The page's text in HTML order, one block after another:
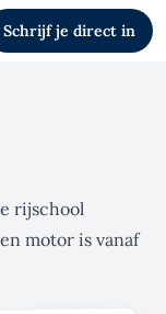
Schrijf je direct in
rijschool
motor is vanaf